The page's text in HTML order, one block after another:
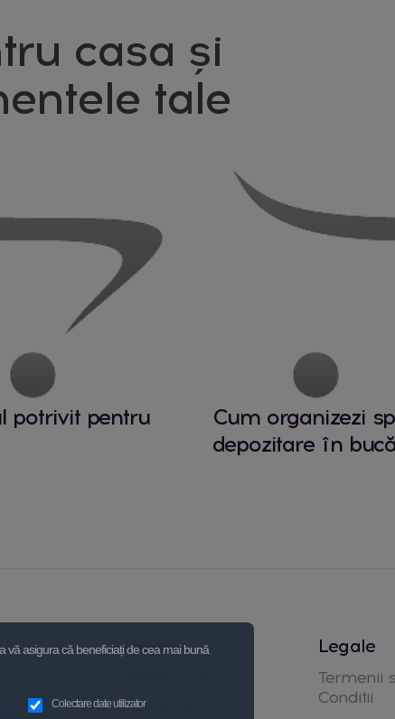
casa și
tale
potrivit pentru
Cum organizezi
depozitare în
Acasă
Contacte
Legale
Termenii
Conditii
vă asigura că beneficiați de cea mai bună
Colectare date utilizator